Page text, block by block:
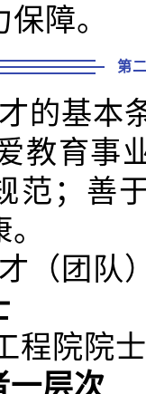
障。
第
的基本
教育事
范；善
（团队
程院院
一层次